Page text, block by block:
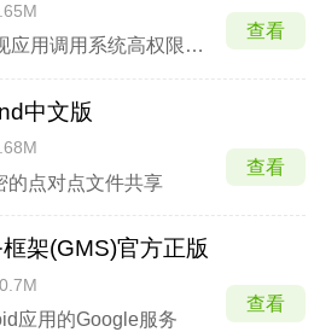
免Root实现应用调用系统高权限接口
查看
中文版
的点对点文件共享
查看
架(GMS)官方正版
应用的Google服务
查看